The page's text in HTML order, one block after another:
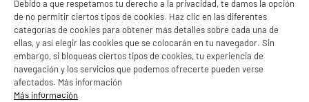
Carro de mercado plegable 6 ruedas negro
Debido a que respetamos tu derecho a la privacidad, te damos la opción
de no permitir ciertos tipos de cookies. Haz clic en las diferentes
categorías de cookies para obtener más detalles sobre cada una de
ellas, y así elegir las cookies que se colocarán en tu navegador. Sin
embargo, si bloqueas ciertos tipos de cookies, tu experiencia de
navegación y los servicios que podemos ofrecerte pueden verse
afectados. Más información
Más información